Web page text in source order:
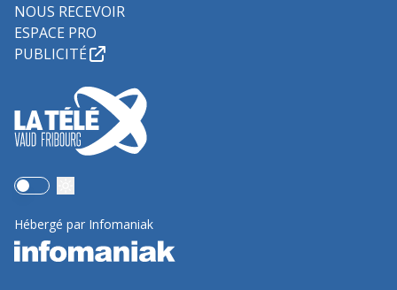
NOUS RECEVOIR
ESPACE PRO
PUBLICITÉ
Use setting
Hébergé par Infomaniak